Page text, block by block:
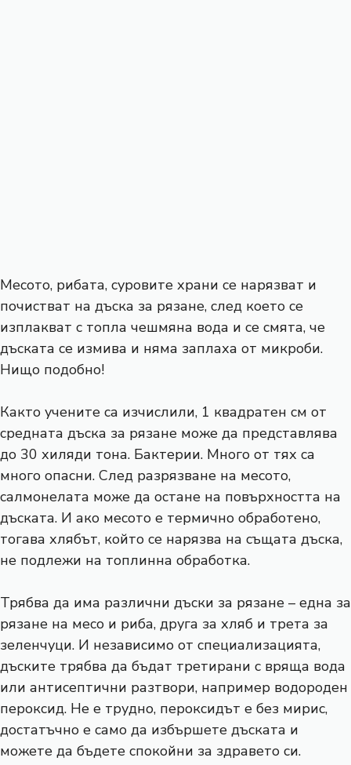
Месото, рибата, суровите храни се нарязват и
почистват на дъска за рязане, след което се
изплакват с топла чешмяна вода и се смята, че
дъската се измива и няма заплаха от микроби.
Нищо подобно!
Както учените са изчислили, 1 квадратен см от
средната дъска за рязане може да представлява
до 30 хиляди тона. Бактерии. Много от тях са
много опасни. След разрязване на месото,
салмонелата може да остане на повърхността на
дъската. И ако месото е термично обработено,
тогава хлябът, който се нарязва на същата дъска,
не подлежи на топлинна обработка.
Трябва да има различни дъски за рязане – една за
рязане на месо и риба, друга за хляб и трета за
зеленчуци. И независимо от специализацията,
дъските трябва да бъдат третирани с вряща вода
или антисептични разтвори, например водороден
пероксид. Не е трудно, пероксидът е без мирис,
достатъчно е само да избършете дъската и
можете да бъдете спокойни за здравето си.